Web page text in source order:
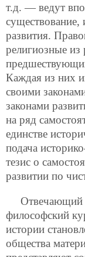
т.д. — ведут
развития.
религиозные
Каждая из них
своими
законами
на ряд
единстве
подача
тезис о
развитии по
Отвечающий
философский
истории
общества